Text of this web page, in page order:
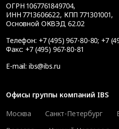
ОГРН 1067761849704,
ИНН 7713606622, КПП 771301001,
Основной ОКВЭД 62.02
Телефон: +7 (495) 967-80-80; +7
Факс: +7 (495) 967-80-81
E-mail: ibs@ibs.ru
Офисы группы компаний IBS
Москва
Санкт-Петербург